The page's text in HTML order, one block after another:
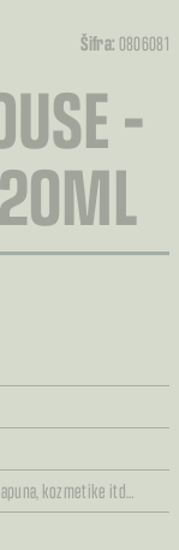
Šifra:0806081
–
kozmetike itd…